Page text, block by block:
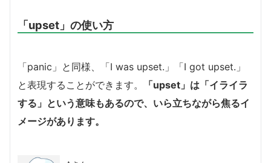
「upset」の使い方
「panic」と同様、「I was upset.」「I got upset.」
と表現することができます。
「upset」は「イライラ
する」という意味もあるので、いら立ちながら焦るイ
メージがあります。